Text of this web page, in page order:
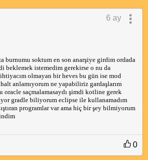
6 ay
soktum en son anarşiye girdim ordada
istemedim gerekirse o nu da
olmayan bir heves bu gün ise mod
anlamıyorum ne yapabiliriz gardaşlarım
oracle saçmalamasaydı şimdi kotline gerek
gradle biliyorum eclipse ile kullanamadım
programlar var ama hiç bir şey bilmiyorum
0